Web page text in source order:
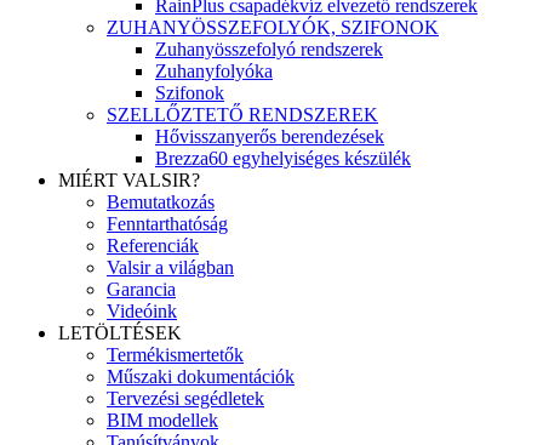
RainPlus csapadékvíz elvezető rendszerek
ZUHANYÖSSZEFOLYÓK, SZIFONOK
Zuhanyösszefolyó rendszerek
Zuhanyfolyóka
Szifonok
SZELLŐZTETŐ RENDSZEREK
Hővisszanyerős berendezések
Brezza60 egyhelyiséges készülék
MIÉRT VALSIR?
Bemutatkozás
Fenntarthatóság
Referenciák
Valsir a világban
Garancia
Videóink
LETÖLTÉSEK
Termékismertetők
Műszaki dokumentációk
Tervezési segédletek
BIM modellek